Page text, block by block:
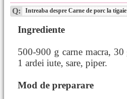
Q: Intreaba despre Carne de porc la tigaie
Ingrediente
500-900 g carne macra,
1 ardei iute, sare, piper.
Mod de preparare